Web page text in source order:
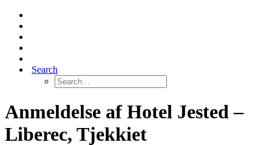
Search
Anmeldelse af Hotel Jested –
Liberec, Tjekkiet